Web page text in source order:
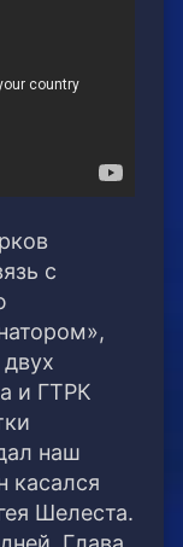
с
и ГТРК
наш
касался
Шелеста.